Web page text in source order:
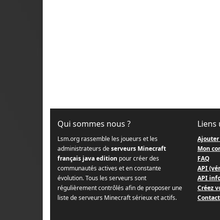
Qui sommes nous ?
Lsm.org rassemble les joueurs et les
administrateurs deserveurs Minecraft
français java edition pour créer des
communautés actives et en constante
évolution. Tous les serveurs sont
régulièrement contrôlés afin de proposer une
liste de serveurs Minecraft sérieux et actifs.
Liens
Mon
FAQ
API
API
Créez
Contact